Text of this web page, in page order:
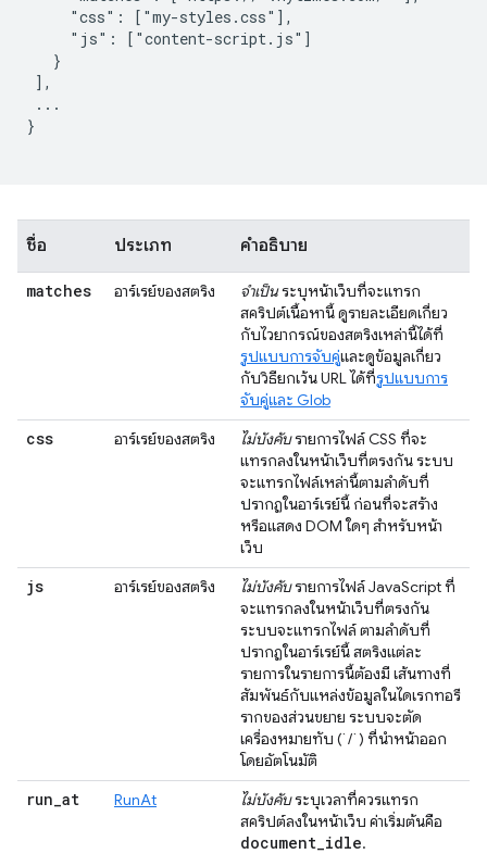
     "css": ["my-styles.css"],
     "js": ["content-script.js"]
   }
],
...
}
ชื่อ ประเภท คำอธิบาย
matches อาร์เรย์ของสตริง จำเป็นระบุหน้าเว็บที่จะแทรก
สคริปต์เนื้อหานี้ ดูรายละเอียดเกี่ยว
กับไวยากรณ์ของสตริงเหล่านี้ได้ที่
รูปแบบการจับคู่และดูข้อมูลเกี่ยว
กับวิธียกเว้น URL ได้ที่รูปแบบการ
จับคู่และ Glob
css อาร์เรย์ของสตริง ไม่บังคับรายการไฟล์ CSS ที่จะ
แทรกลงในหน้าเว็บที่ตรงกัน ระบบ
จะแทรกไฟล์เหล่านี้ตามลำดับที่
ปรากฏในอาร์เรย์นี้ ก่อนที่จะสร้าง
หรือแสดง DOM ใดๆ สำหรับหน้า
เว็บ
js อาร์เรย์ของสตริง ไม่บังคับรายการไฟล์ JavaScript ที่
จะแทรกลงในหน้าเว็บที่ตรงกัน
ระบบจะแทรกไฟล์ ตามลำดับที่
ปรากฏในอาร์เรย์นี้ สตริงแต่ละ
รายการในรายการนี้ต้องมี เส้นทางที่
สัมพันธ์กับแหล่งข้อมูลในไดเรกทอรี
รากของส่วนขยาย ระบบจะตัด
เครื่องหมายทับ (`/`) ที่นำหน้าออก
โดยอัตโนมัติ
run_at RunAt ไม่บังคับระบุเวลาที่ควรแทรก
สคริปต์ลงในหน้าเว็บ ค่าเริ่มต้นคือ
document_idle.